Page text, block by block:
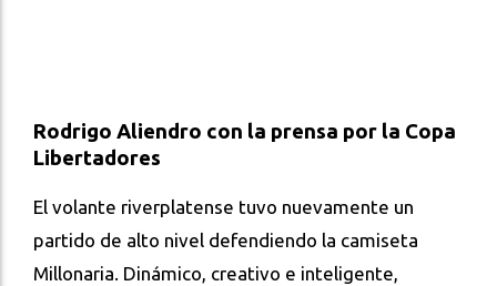
Rodrigo Aliendro con la prensa por la Copa
Libertadores
El volante riverplatense tuvo nuevamente un
partido de alto nivel defendiendo la camiseta
Millonaria. Dinámico, creativo e inteligente,